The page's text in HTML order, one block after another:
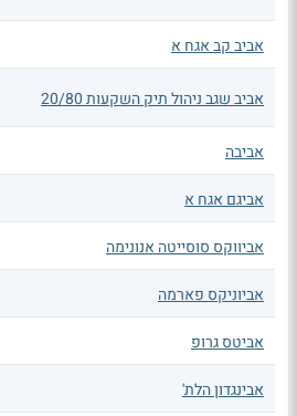
אביב קב אגח א
אביב שגב ניהול תיק השקעות 20/80
אביבה
אביגם אגח א
אביווקס סוסייטה אנונימה
אביוניקס פארמה
אביטס גרופ
אבינגדון הלת'